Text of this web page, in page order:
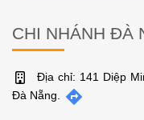
CHI NHÁNH ĐÀ
Địa chỉ: 141 Diệp
Đà Nẵng.